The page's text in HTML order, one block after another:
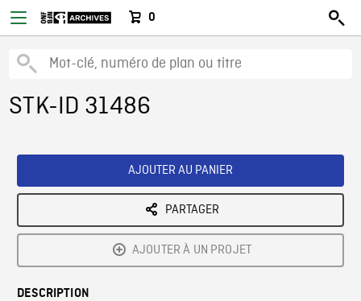
0
STK-ID 31486
AJOUTER AU PANIER
PARTAGER
AJOUTER À UN PROJET
DESCRIPTION